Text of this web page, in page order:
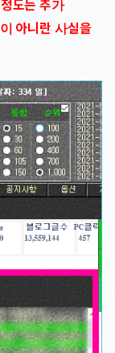
도는 추가
아니란 사실을